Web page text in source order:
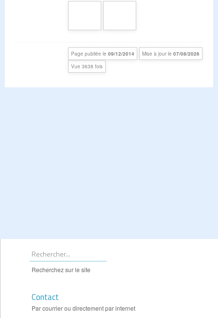
Page publiée le 09/12/2014 Mise à jour le 07/08/2026
Vue 3638 fois
Recherchez sur le site
Contact
Par courrier ou directement par internet